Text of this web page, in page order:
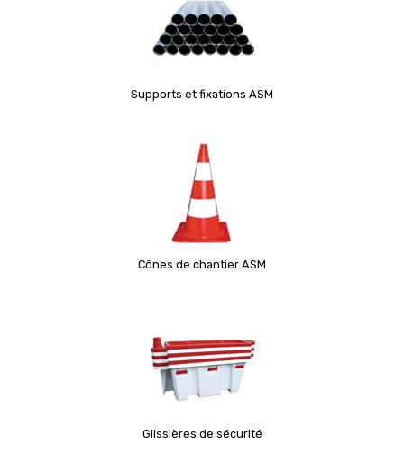
Supports et fixations ASM
Cônes de chantier ASM
Glissières de sécurité